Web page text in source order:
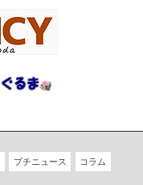
プチニュース コラム